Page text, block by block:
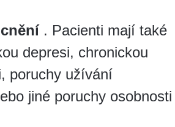
. Pacienti mají také
depresi, chronickou
poruchy užívání
jiné poruchy osobnosti